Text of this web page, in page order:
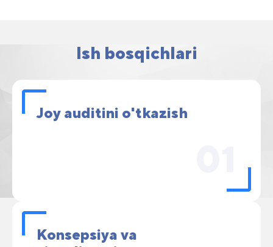
Ish bosqichlari
Joy auditini o'tkazish
Konsepsiya va